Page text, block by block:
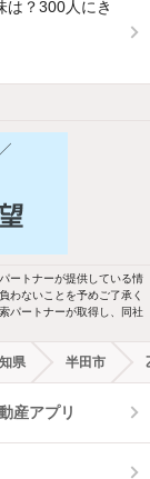
は？300人にき
談
台
ス
ック
る
ートナーが提供している情
わないことを予めご了承く
パートナーが取得し、同社
県 半田市
産アプリ